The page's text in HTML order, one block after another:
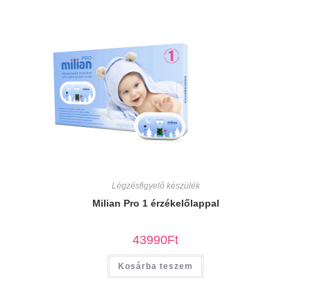
Légzésfigyelő készülék
Milian Pro 1 érzékelőlappal
43990Ft
Kosárba teszem